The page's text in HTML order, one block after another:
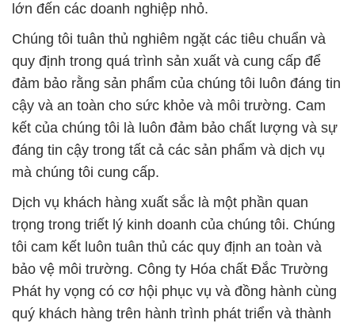
lớn đến các doanh nghiệp nhỏ.
Chúng tôi tuân thủ nghiêm ngặt các tiêu chuẩn và
quy định trong quá trình sản xuất và cung cấp để
đảm bảo rằng sản phẩm của chúng tôi luôn đáng tin
cậy và an toàn cho sức khỏe và môi trường. Cam
kết của chúng tôi là luôn đảm bảo chất lượng và sự
đáng tin cậy trong tất cả các sản phẩm và dịch vụ
mà chúng tôi cung cấp.
Dịch vụ khách hàng xuất sắc là một phần quan
trọng trong triết lý kinh doanh của chúng tôi. Chúng
tôi cam kết luôn tuân thủ các quy định an toàn và
bảo vệ môi trường. Công ty Hóa chất Đắc Trường
Phát hy vọng có cơ hội phục vụ và đồng hành cùng
quý khách hàng trên hành trình phát triển và thành